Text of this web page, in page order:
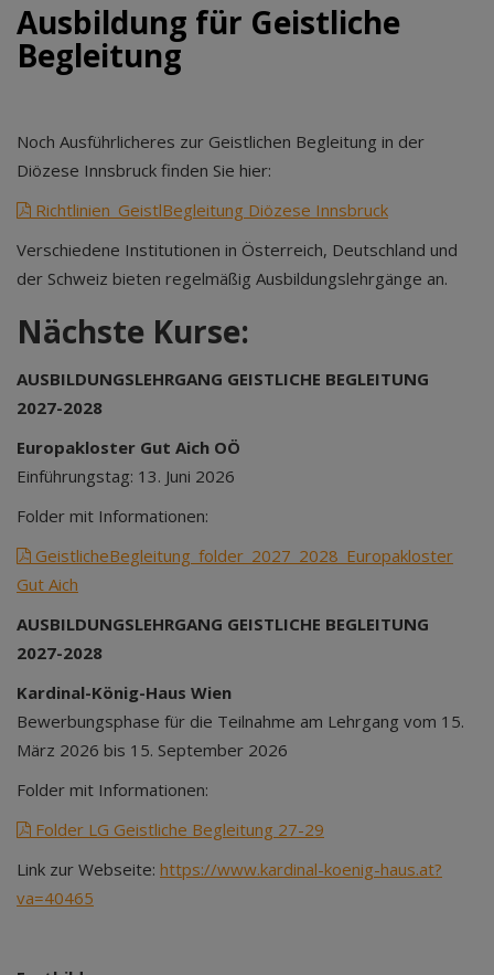
Ausbildung für Geistliche
Begleitung
Noch Ausführlicheres zur Geistlichen Begleitung in der
Diözese Innsbruck finden Sie hier:
Richtlinien_GeistlBegleitung Diözese Innsbruck
Verschiedene Institutionen in Österreich, Deutschland und
der Schweiz bieten regelmäßig Ausbildungslehrgänge an.
Nächste Kurse:
AUSBILDUNGSLEHRGANG GEISTLICHE BEGLEITUNG
2027-2028
Europakloster Gut Aich OÖ
Einführungstag: 13. Juni 2026
Folder mit Informationen:
GeistlicheBegleitung_folder_2027_2028_Europakloster
Gut Aich
AUSBILDUNGSLEHRGANG GEISTLICHE BEGLEITUNG
2027-2028
Kardinal-König-Haus Wien
Bewerbungsphase für die Teilnahme am Lehrgang vom 15.
März 2026 bis 15. September 2026
Folder mit Informationen:
Folder LG Geistliche Begleitung 27-29
Link zur Webseite: https://www.kardinal-koenig-haus.at?
va=40465